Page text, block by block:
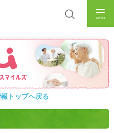
MENU
トップへ戻る